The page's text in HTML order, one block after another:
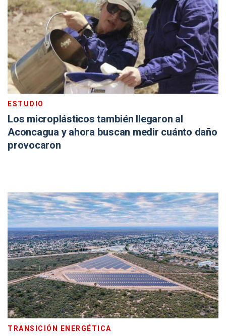
ESTUDIO
Los microplásticos también llegaron al
Aconcagua y ahora buscan medir cuánto daño
provocaron
TRANSICIÓN ENERGÉTICA